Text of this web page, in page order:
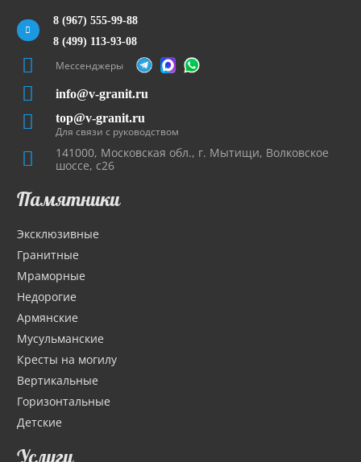
8 (967) 555-99-88
8 (499) 113-93-08
Мессенджеры
info@v-granit.ru
top@v-granit.ru
Для связи с руководством
141000, Московская обл., г. Мытищи, Волковское
шоссе, с26
Памятники
Эксклюзивные
Гранитные
Мраморные
Недорогие
Армянские
Мусульманские
Кресты на могилу
Вертикальные
Горизонтальные
Детские
Услуги